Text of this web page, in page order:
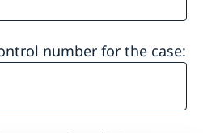
number for the case: